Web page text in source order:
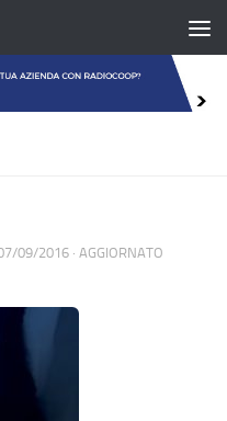
09/2016 · AGGIORNATO